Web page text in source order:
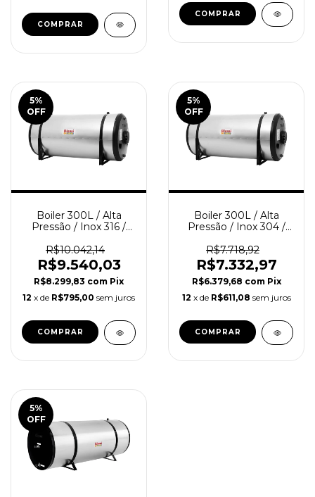
5%
OFF
Boiler 300L / Alta
Pressão / Inox 316 /
R$10.042,14
R$9.540,03
R$8.299,83 com Pix
12 x de R$795,00 sem juros
5%
OFF
Boiler 300L / Alta
Pressão / Inox 304 /
R$7.718,92
R$7.332,97
R$6.379,68 com Pix
12 x de R$611,08 sem juros
5%
OFF